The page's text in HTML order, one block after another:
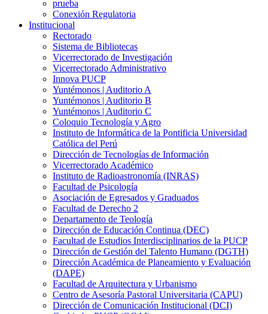
prueba
Conexión Regulatoria
Institucional
Rectorado
Sistema de Bibliotecas
Vicerrectorado de Investigación
Vicerrectorado Administrativo
Innova PUCP
Yuntémonos | Auditorio A
Yuntémonos | Auditorio B
Yuntémonos | Auditorio C
Coloquio Tecnología y Agro
Instituto de Informática de la Pontificia Universidad
Católica del Perú
Dirección de Tecnologías de Información
Vicerrectorado Académico
Instituto de Radioastronomía (INRAS)
Facultad de Psicología
Asociación de Egresados y Graduados
Facultad de Derecho 2
Departamento de Teología
Dirección de Educación Continua (DEC)
Facultad de Estudios Interdisciplinarios de la PUCP
Dirección de Gestión del Talento Humano (DGTH)
Dirección Académica de Planeamiento y Evaluación
(DAPE)
Facultad de Arquitectura y Urbanismo
Centro de Asesoría Pastoral Universitaria (CAPU)
Dirección de Comunicación Institucional (DCI)